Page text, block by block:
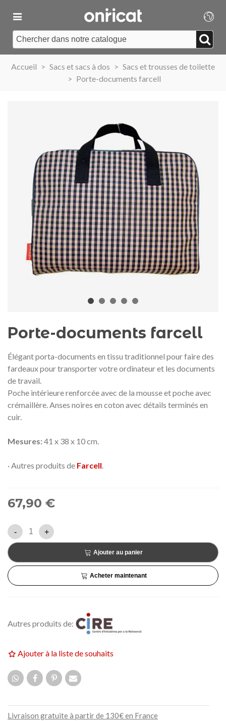
Accueil > Sacs et sacs à dos > Sacs et trousses de toilette
> Porte-documents farcell
Porte-documents farcell
Élégant porta-documents en tissu traditionnel pour faire des
fardeaux pour transporter votre ordinateur et les documents
de travail.
Poche intérieure renforcée avec de la mousse et poche avec
crémaillère. Anses noires en coton avec détails terminés en
cuir.
Mesures:41 x 38 x 10 cm.
· Autres produits de Farcell.
67,90 €
- +
Ajouter au panier
Acheter maintenant
Autres produits de:
Ajouter à la liste de souhaits
Livraison gratuite à partir de 130€ en France
Médaille commémorative Gaudí
2026 – Édition limitée
89,00 € NEUF
Ajouter au panier
Motxilla Stivibags
149,00 €
Afficher plus